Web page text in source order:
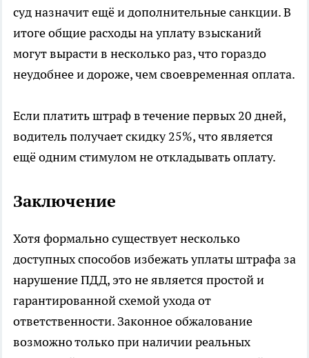
суд назначит ещё и дополнительные санкции. В
итоге общие расходы на уплату взысканий
могут вырасти в несколько раз, что гораздо
неудобнее и дороже, чем своевременная оплата.
Если платить штраф в течение первых 20 дней,
водитель получает скидку 25%, что является
ещё одним стимулом не откладывать оплату.
Заключение
Хотя формально существует несколько
доступных способов избежать уплаты штрафа за
нарушение ПДД, это не является простой и
гарантированной схемой ухода от
ответственности. Законное обжалование
возможно только при наличии реальных